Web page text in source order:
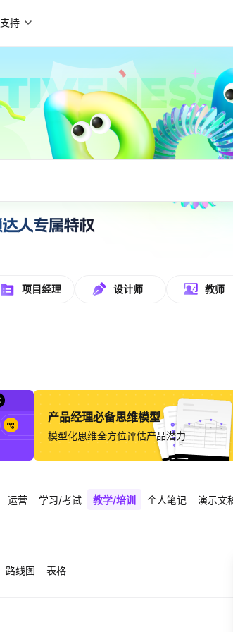
支持
项目经理 设计师 教师
产品经理必备思维模型
模型化思维全方位评估产品潜力
运营 学习/考试 教学/培训 个人笔记 演示文
路线图 表格